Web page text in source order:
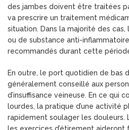
des jambes doivent être traitées
va prescrire un traitement
situation. Dans la majorité des
ou de substance anti-
recommandés durant cette
En outre, le port quotidien de bas
généralement conseillé aux
d’insuffisance veineuse. En ce qui
lourdes, la pratique d’une activité
rapidement soulager les douleurs.
les exercices d’étirement